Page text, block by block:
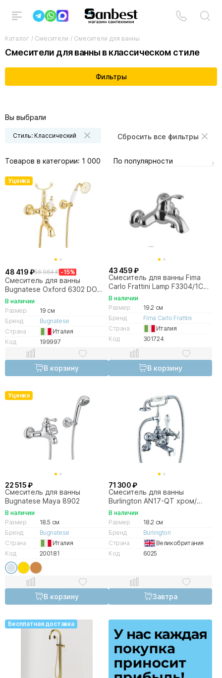
Каталог / Смесители / Смесители для ванны
Смесители для ванны в классическом стиле
Фильтры
Вы выбрали
Стиль: Классический Сбросить все фильтры
Товаров в категории: 1 000 По популярности
Уценка
48 419 ₽56 964 ₽ -15%
Смеситель для ванны
Bugnatese Oxford 6302 DO
золото
В наличии
Размер
19 см
Бренд
Bugnatese
Страна
Италия
Код
199997
В корзину
43 459 ₽
Смеситель для ванны Fima
Carlo Frattini Lamp F3304/1CR
хром
В наличии
Размер
19.2 см
Бренд
Fima Carlo Frattini
Страна
Италия
Код
301724
В корзину
Уценка
22 515 ₽
Смеситель для ванны
Bugnatese Maya 8902
В наличии
Размер
18.5 см
Бренд
Bugnatese
Страна
Италия
Код
200181
В корзину
71 300 ₽
Смеситель для ванны
Burlington AN17-QT хром/
ручки белые
В наличии
Размер
18.2 см
Бренд
Burlington
Страна
Великобритания
Код
6025
Завтра
Бесплатная доставка